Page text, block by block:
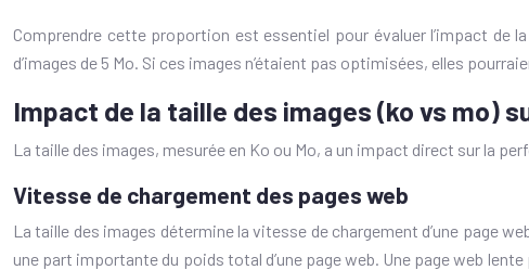
Comprendre cette proportion est essentiel pour évaluer l’impact de
d’images de 5 Mo. Si ces images n’étaient pas optimisées, elles
Impact de la taille des images (ko vs mo)
La taille des images, mesurée en Ko ou Mo, a un impact direct sur la
Vitesse de chargement des pages web
La taille des images détermine la vitesse de chargement d’une page
une part importante du poids total d’une page web. Une page web